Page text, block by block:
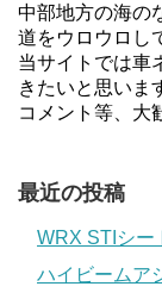
中部地方の海の
道をウロウロし
当サイトでは車
きたいと思いま
コメント等、大
最近の投稿
WRX STIシー
ハイビームア